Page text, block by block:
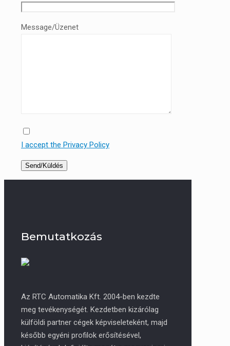
Message/Üzenet
I accept the Privacy Policy
Bemutatkozás
Az RTC Automatika Kft. 2004-ben kezdte
meg tevékenységét. Kezdetben kizárólag
külföldi partner cégek képviseleteként, majd
később egyéni profilok erősítésével,